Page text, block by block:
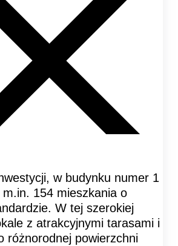
w budynku numer 1
154 mieszkania o
W tej szerokiej
z atrakcyjnymi tarasami i
różnorodnej powierzchni